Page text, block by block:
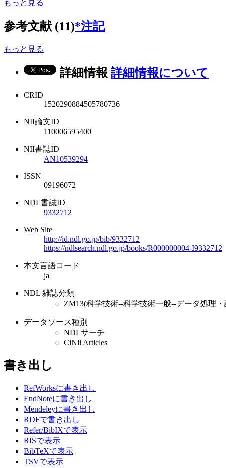
もっと見る
参考文献 (11)*注記
もっと見る
詳細情報 詳細情報について
CRID
1520290884505780736
NII論文ID
110006595400
NII書誌ID
AN10539294
ISSN
09196072
NDL書誌ID
9332712
Web Site
http://id.ndl.go.jp/bib/9332712
https://ndlsearch.ndl.go.jp/books/R000000004-I9332712
本文言語コード
ja
NDL 雑誌分類
ZM13(科学技術--科学技術一般--データ処理
データソース種別
NDLサーチ
CiNii Articles
書き出し
RefWorksに書き出し
EndNoteに書き出し
Mendeleyに書き出し
RDFで書き出し
Refer/BibIXで表示
RISで表示
BibTeXで表示
TSVで表示